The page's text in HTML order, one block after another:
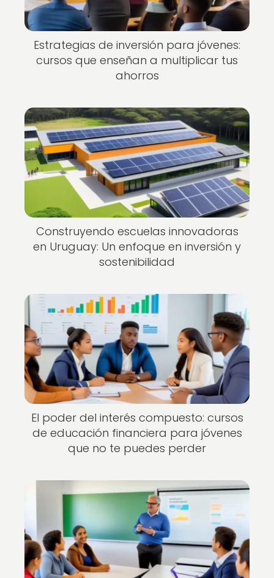
Estrategias de inversión para jóvenes:
cursos que enseñan a multiplicar tus
ahorros
Construyendo escuelas innovadoras
en Uruguay: Un enfoque en inversión y
sostenibilidad
El poder del interés compuesto: cursos
de educación financiera para jóvenes
que no te puedes perder